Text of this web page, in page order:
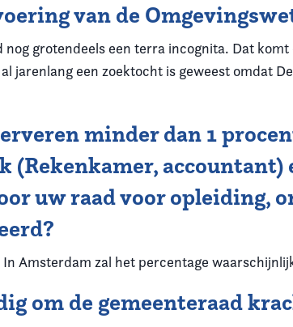
van de
nog grotendeels een terra incognita. Dat
jarenlang een zoektocht is geweest omdat
minder dan 1
(Rekenkamer,
uw raad voor opleiding,
Amsterdam zal het percentage
om de gemeenteraad